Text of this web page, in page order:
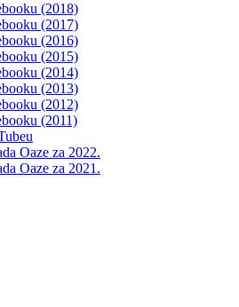
(2018)
(2017)
(2016)
(2015)
(2014)
(2013)
(2012)
(2011)
Oaze za 2022.
Oaze za 2021.